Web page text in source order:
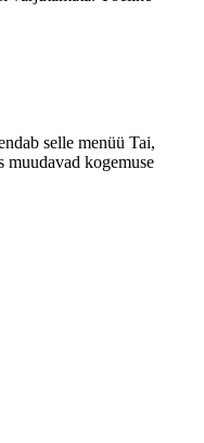
selle menüü Tai,
muudavad kogemuse